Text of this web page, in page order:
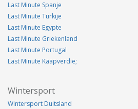
Last Minute Spanje
Last Minute Turkije
Last Minute Egypte
Last Minute Griekenland
Last Minute Portugal
Last Minute Kaapverdie;
Wintersport
Wintersport Duitsland